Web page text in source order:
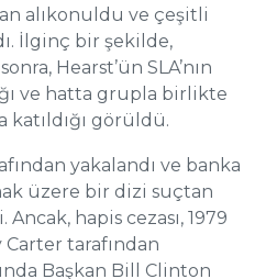
alıkonuldu ve çeşitli
İlginç bir şekilde,
Hearst’ün SLA’nın
ve hatta grupla birlikte
katıldığı görüldü.
yakalandı ve banka
üzere bir dizi suçtan
hapis cezası, 1979
Carter tarafından
Başkan Bill Clinton